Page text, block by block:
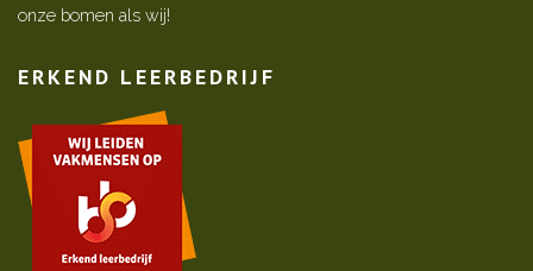
onze bomen als wij!
ERKEND LEERBEDRIJF